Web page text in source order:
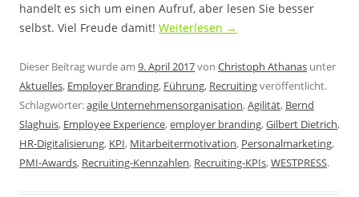
handelt es sich um einen Aufruf, aber lesen Sie besser
selbst. Viel Freude damit! Weiterlesen →
Dieser Beitrag wurde am 9. April 2017von Christoph Athanas unter
Aktuelles, Employer Branding, Führung, Recruitingveröffentlicht.
Schlagwörter:agile Unternehmensorganisation,Agilität, Bernd
Slaghuis, Employee Experience,employer branding,Gilbert Dietrich,
HR-Digitalisierung, KPI, Mitarbeitermotivation, Personalmarketing,
PMI-Awards, Recruiting-Kennzahlen, Recruiting-KPIs,WESTPRESS.